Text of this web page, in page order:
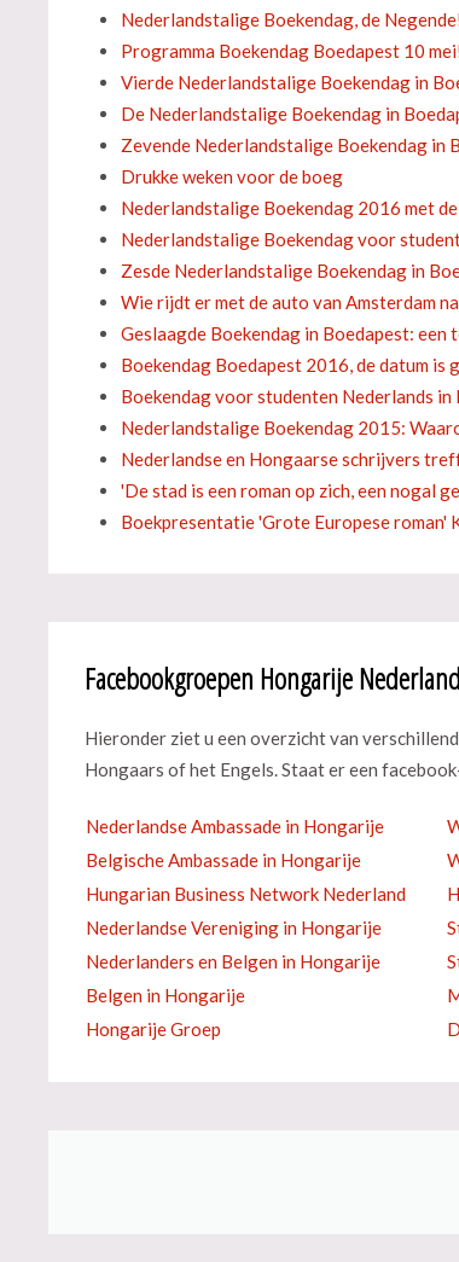
Nederlandstalige Boekendag, de
Programma Boekendag Boedapest 10
Vierde Nederlandstalige Boekendag in
De Nederlandstalige Boekendag in
Zevende Nederlandstalige Boekendag in
Drukke weken voor de boeg
Nederlandstalige Boekendag 2016 met
Nederlandstalige Boekendag voor
Zesde Nederlandstalige Boekendag in
Wie rijdt er met de auto van Amsterdam
Geslaagde Boekendag in Boedapest: een
Boekendag Boedapest 2016, de datum is
Boekendag voor studenten Nederlands
Nederlandstalige Boekendag 2015:
Nederlandse en Hongaarse schrijvers
'De stad is een roman op zich, een nogal
Boekpresentatie 'Grote Europese roman'
Facebookgroepen Hongarije
Hieronder ziet u een overzicht van
Hongaars of het Engels. Staat er een
Nederlandse Ambassade in Hongarije
Belgische Ambassade in Hongarije
Hungarian Business Network Nederland
Nederlandse Vereniging in Hongarije
Nederlanders en Belgen in Hongarije
Belgen in Hongarije
Hongarije Groep